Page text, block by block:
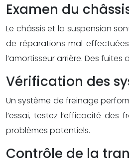
Examen du
Le châssis et la suspension
de réparations mal
l’amortisseur arrière. Des
Vérification des
Un système de freinage
l’essai, testez l’efficacité
problèmes potentiels.
Contrôle de la